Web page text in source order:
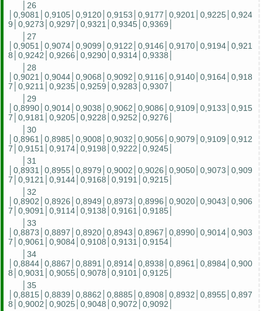
│26
│0,9081│0,9105│0,9120│0,9153│0,9177│0,9201│0,9225│0,924
9│0,9273│0,9297│0,9321│0,9345│0,9369│
│27
│0,9051│0,9074│0,9099│0,9122│0,9146│0,9170│0,9194│0,921
8│0,9242│0,9266│0,9290│0,9314│0,9338│
│28
│0,9021│0,9044│0,9068│0,9092│0,9116│0,9140│0,9164│0,918
7│0,9211│0,9235│0,9259│0,9283│0,9307│
│29
│0,8990│0,9014│0,9038│0,9062│0,9086│0,9109│0,9133│0,915
7│0,9181│0,9205│0,9228│0,9252│0,9276│
│30
│0,8961│0,8985│0,9008│0,9032│0,9056│0,9079│0,9109│0,912
7│0,9151│0,9174│0,9198│0,9222│0,9245│
│31
│0,8931│0,8955│0,8979│0,9002│0,9026│0,9050│0,9073│0,909
7│0,9121│0,9144│0,9168│0,9191│0,9215│
│32
│0,8902│0,8926│0,8949│0,8973│0,8996│0,9020│0,9043│0,906
7│0,9091│0,9114│0,9138│0,9161│0,9185│
│33
│0,8873│0,8897│0,8920│0,8943│0,8967│0,8990│0,9014│0,903
7│0,9061│0,9084│0,9108│0,9131│0,9154│
│34
│0,8844│0,8867│0,8891│0,8914│0,8938│0,8961│0,8984│0,900
8│0,9031│0,9055│0,9078│0,9101│0,9125│
│35
│0,8815│0,8839│0,8862│0,8885│0,8908│0,8932│0,8955│0,897
8│0,9002│0,9025│0,9048│0,9072│0,9092│